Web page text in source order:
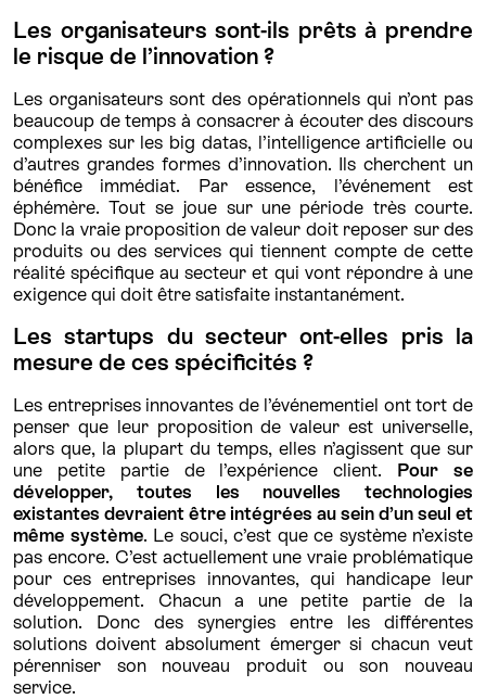
Les organisateurs sont-ils prêts à prendre
le risque de l’innovation ?
Les organisateurs sont des opérationnels qui n’ont pas
beaucoup de temps à consacrer à écouter des discours
complexes sur les big datas, l’intelligence artificielle ou
d’autres grandes formes d’innovation. Ils cherchent un
bénéfice immédiat. Par essence, l’événement est
éphémère. Tout se joue sur une période très courte.
Donc la vraie proposition de valeur doit reposer sur des
produits ou des services qui tiennent compte de cette
réalité spécifique au secteur et qui vont répondre à une
exigence qui doit être satisfaite instantanément.
Les startups du secteur ont-elles pris la
mesure de ces spécificités ?
Les entreprises innovantes de l’événementiel ont tort de
penser que leur proposition de valeur est universelle,
alors que, la plupart du temps, elles n’agissent que sur
une petite partie de l’expérience client. Pour se
développer, toutes les nouvelles technologies
existantes devraient être intégrées au sein d’un seul et
même système. Le souci, c’est que ce système n’existe
pas encore. C’est actuellement une vraie problématique
pour ces entreprises innovantes, qui handicape leur
développement. Chacun a une petite partie de la
solution. Donc des synergies entre les différentes
solutions doivent absolument émerger si chacun veut
pérenniser son nouveau produit ou son nouveau
service.